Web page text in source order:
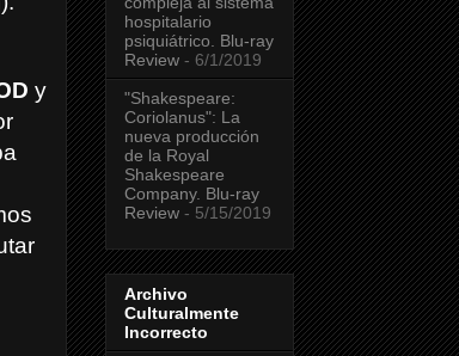
y
hospitalario
psiquiátrico. Blu-ray
Review - 6/1/2019
"Shakespeare:
Coriolanus": La
nueva producción
de la Royal
Shakespeare
Company. Blu-ray
Review - 5/15/2019
Archivo
Culturalmente
Incorrecto